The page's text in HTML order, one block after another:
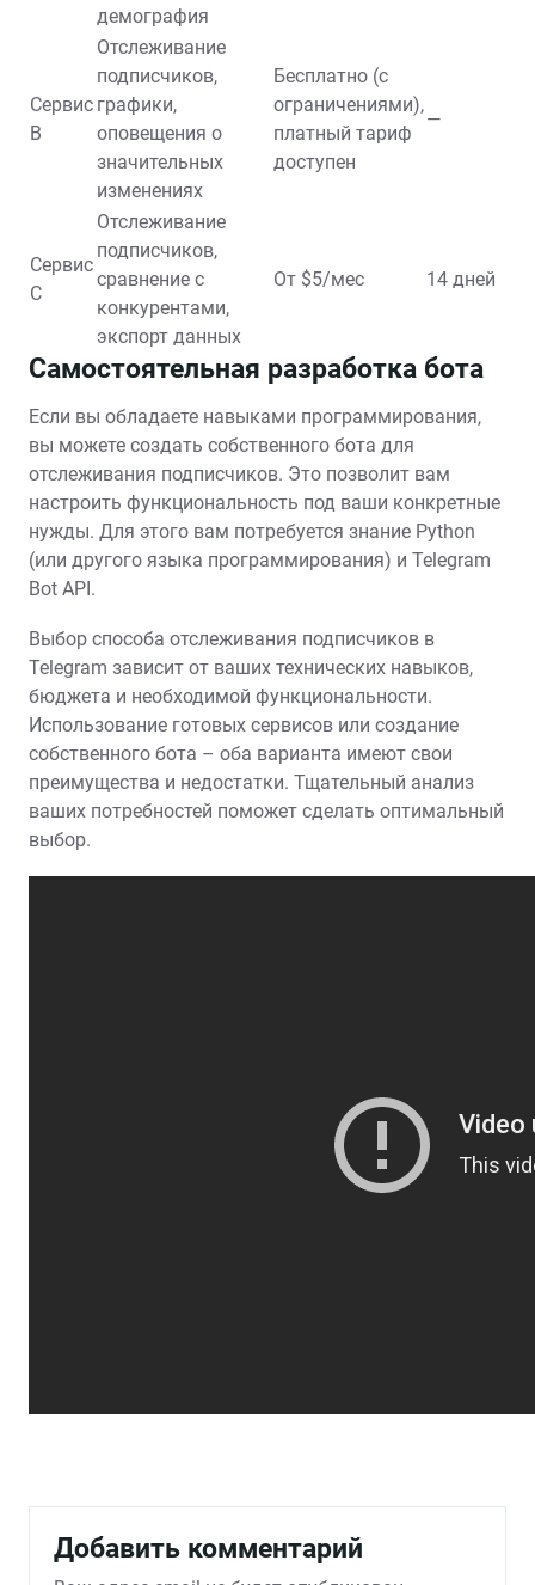
демография
Сервис
B
Отслеживание
подписчиков,
графики,
оповещения о
значительных
изменениях
Бесплатно (с
ограничениями),
платный тариф
доступен
—
Сервис
C
Отслеживание
подписчиков,
сравнение с
конкурентами,
экспорт данных
От $5/мес 14 дней
Самостоятельная разработка бота
Если вы обладаете навыками программирования,
вы можете создать собственного бота для
отслеживания подписчиков. Это позволит вам
настроить функциональность под ваши конкретные
нужды. Для этого вам потребуется знание Python
(или другого языка программирования) и Telegram
Bot API.
Выбор способа отслеживания подписчиков в
Telegram зависит от ваших технических навыков,
бюджета и необходимой функциональности.
Использование готовых сервисов или создание
собственного бота – оба варианта имеют свои
преимущества и недостатки. Тщательный анализ
ваших потребностей поможет сделать оптимальный
выбор.
Добавить комментарий